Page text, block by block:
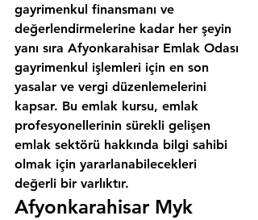
gayrimenkul finansmanı ve
değerlendirmelerine kadar her şeyin
yanı sıra Afyonkarahisar Emlak Odası
gayrimenkul işlemleri için en son
yasalar ve vergi düzenlemelerini
kapsar. Bu emlak kursu, emlak
profesyonellerinin sürekli gelişen
emlak sektörü hakkında bilgi sahibi
olmak için yararlanabilecekleri
değerli bir varlıktır.
Afyonkarahisar Myk